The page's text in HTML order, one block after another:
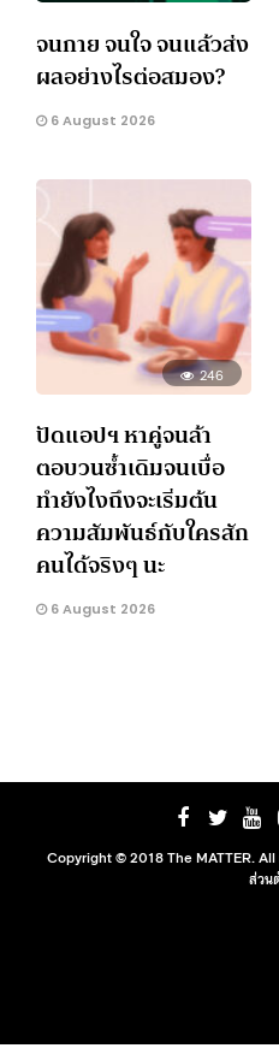
จนกาย จนใจ จนแล้วส่ง
ผลอย่างไรต่อสมอง?
6 August 2026
246
ปัดแอปฯ หาคู่จนล้า
ตอบวนซ้ำเดิมจนเบื่อ
ทำยังไงถึงจะเริ่มต้น
ความสัมพันธ์กับใครสัก
คนได้จริงๆ นะ
6 August 2026
Copyright © 2018 The MATTER. All
ส่วน